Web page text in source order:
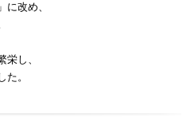
改め、
し、
。